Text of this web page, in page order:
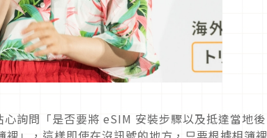
詢問「是否要將 eSIM 安裝步驟以及抵達當地後